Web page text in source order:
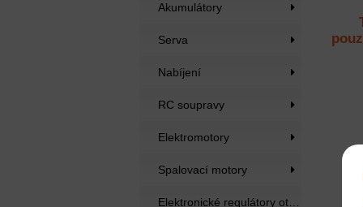
Akumulátory
Serva
Nabíjení
RC soupravy
Elektromotory
Spalovací motory